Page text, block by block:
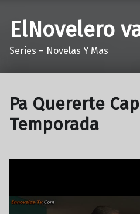
ElNovelero
Series – Novelas Y Mas
Pa Quererte
Temporada